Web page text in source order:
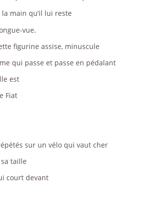
main qu’il lui reste
vue.
figurine assise, minuscule
qui passe et passe en pédalant
est
Fiat
sur un vélo qui vaut cher
sa taille
court devant